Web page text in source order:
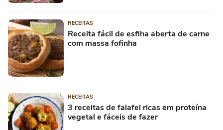
RECEITAS
Receita fácil de esfiha aberta de carne
com massa fofinha
RECEITAS
3 receitas de falafel ricas em proteína
vegetal e fáceis de fazer